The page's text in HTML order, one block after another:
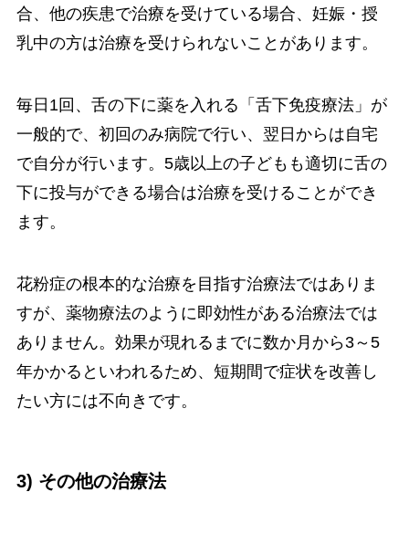
合、他の疾患で治療を受けている場合、妊娠・授
乳中の方は治療を受けられないことがあります。
毎日1回、舌の下に薬を入れる「舌下免疫療法」が
一般的で、初回のみ病院で行い、翌日からは自宅
で自分が行います。5歳以上の子どもも適切に舌の
下に投与ができる場合は治療を受けることができ
ます。
花粉症の根本的な治療を目指す治療法ではありま
すが、薬物療法のように即効性がある治療法では
ありません。効果が現れるまでに数か月から3～5
年かかるといわれるため、短期間で症状を改善し
たい方には不向きです。
3) その他の治療法